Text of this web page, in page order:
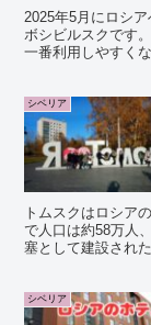
2025年5月にロシ
ボシビルスクです
一番利用しやすく
シベリア
トムスクはロシア
で人口は約58万人
塞として建設され
シベリア